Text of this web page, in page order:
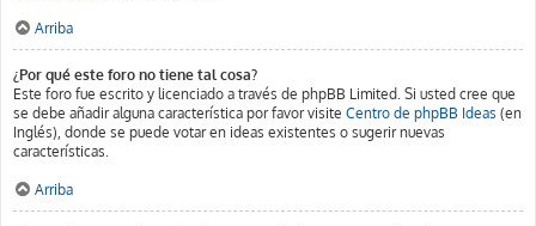
Arriba
¿Por qué este foro no tiene tal cosa?
Este foro fue escrito y licenciado a través de phpBB Limited. Si usted cree que
se debe añadir alguna característica por favor visite Centro de phpBB Ideas (en
Inglés), donde se puede votar en ideas existentes o sugerir nuevas
características.
Arriba